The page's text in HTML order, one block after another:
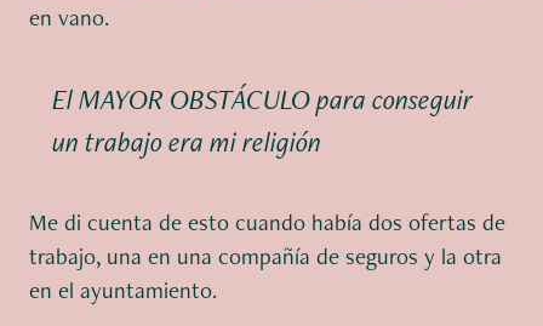
en vano.
El MAYOR OBSTÁCULO para conseguir
un trabajo era mi religión
Me di cuenta de esto cuando había dos ofertas de
trabajo, una en una compañía de seguros y la otra
en el ayuntamiento.